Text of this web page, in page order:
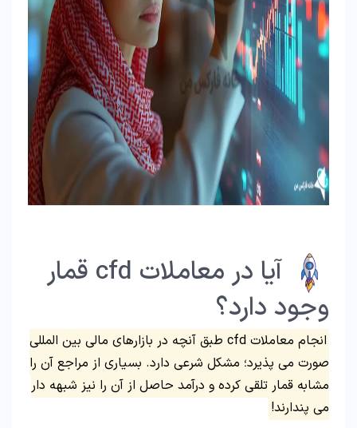
آیا در معاملات cfd قمار
وجود دارد؟
انجام معاملات cfd طبق آنچه در بازارهای مالی بین المللی
صورت می پذیرد؛ مشکل شرعی دارد. بسیاری از مراجع آن را
مشابه قمار تلقی کرده و درآمد حاصل از آن را نیز شبهه دار
می پندارند!